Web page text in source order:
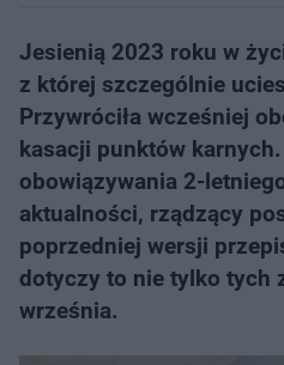
Jesienią 2023 roku w
z której szczególnie
Przywróciła wcześniej
kasacji punktów
obowiązywania 2-
aktualności, rządzący
poprzedniej wersji
dotyczy to nie tylko tych
września.